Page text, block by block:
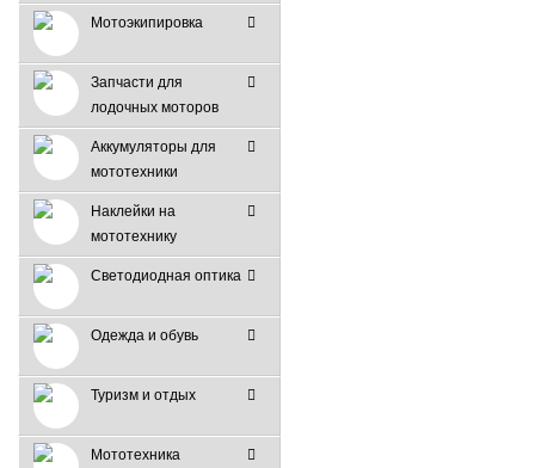
Мотоэкипировка
Запчасти для
лодочных моторов
Аккумуляторы для
мототехники
Наклейки на
мототехнику
Светодиодная оптика
Одежда и обувь
Туризм и отдых
Мототехника